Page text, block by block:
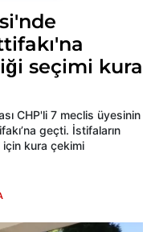
seçimi kura
CHP'li 7 meclis üyesinin
geçti. İstifaların
için kura çekimi